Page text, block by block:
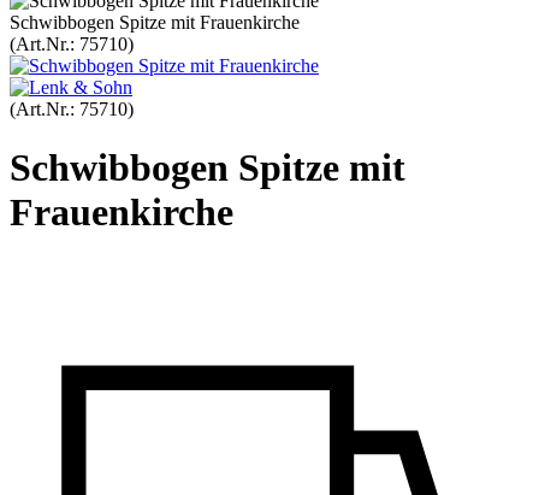
Schwibbogen Spitze mit Frauenkirche
(Art.Nr.: 75710)
(Art.Nr.: 75710)
Schwibbogen Spitze mit
Frauenkirche